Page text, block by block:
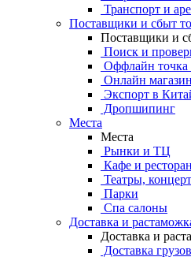
Транспорт и
Поставщики и сбыт
Поставщики и
Поиск и
Оффлайн
Онлайн
Экспорт в
Дропшипинг
Места
Места
Рынки и ТЦ
Кафе и
Театры,
Парки
Спа салоны
Доставка и
Доставка и
Доставка